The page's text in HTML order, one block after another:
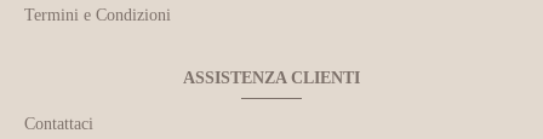
Termini e Condizioni
ASSISTENZA CLIENTI
Contattaci